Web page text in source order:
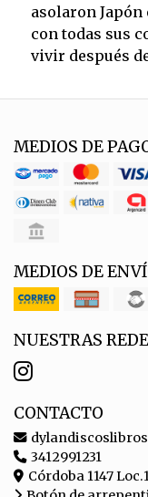
asolaron Japón
con todas sus
vivir después
MEDIOS DE
MEDIOS DE
NUESTRAS
CONTACTO
3412991231
Córdoba 1147